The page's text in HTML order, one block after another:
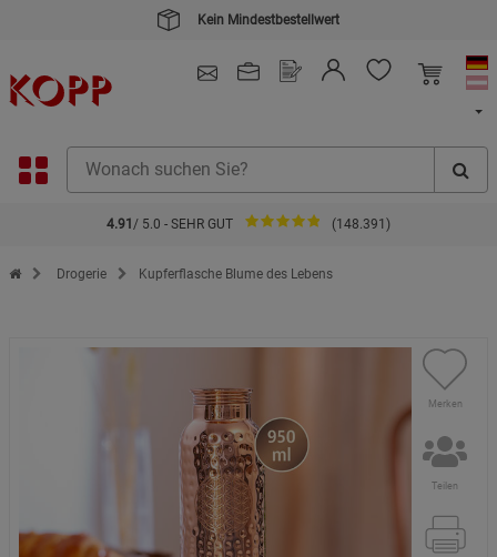
Kein Mindestbestellwert
4.91 / 5.0 - SEHR GUT (148.391)
Zur Startseite des Kopp Verlag Online-Shop
Drogerie Kupferflasche Blume des Lebens
Merken
Teilen